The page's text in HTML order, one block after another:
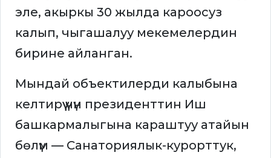
эле, акыркы 30 жылда кароосуз
калып, чыгашалуу мекемелердин
бирине айланган.
Мындай объектилерди калыбына
келтирүү үчүн президенттин Иш
башкармалыгына караштуу атайын
бөлүм — Санаториялык-курорттук,